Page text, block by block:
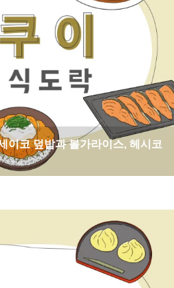
이코 덮밥과 볼가라이스, 헤시코